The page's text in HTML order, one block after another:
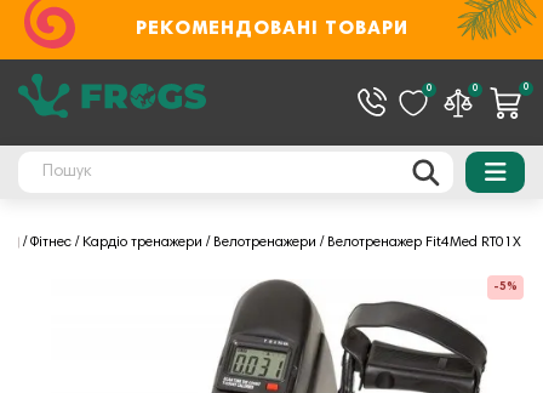
РЕКОМЕНДОВАНІ ТОВАРИ
0 0 0
Фітнес Кардіо тренажери Велотренажери Велотренажер Fit4Med RT01X
-5%